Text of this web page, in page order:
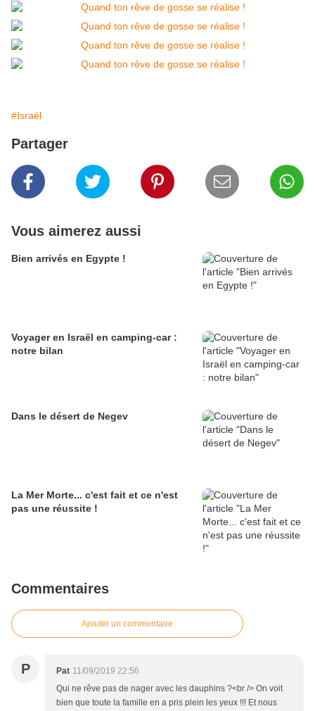
#Israël
Partager
Vous aimerez aussi
Bien arrivés en Egypte !
Voyager en Israël en camping-car :
notre bilan
Dans le désert de Negev
La Mer Morte... c'est fait et ce n'est
pas une réussite !
Commentaires
Ajouter un commentaire
P Pat 11/09/2019 22:56
Qui ne rêve pas de nager avec les dauphins ?<br /> On voit
bien que toute la famille en a pris plein les yeux !!! Et nous